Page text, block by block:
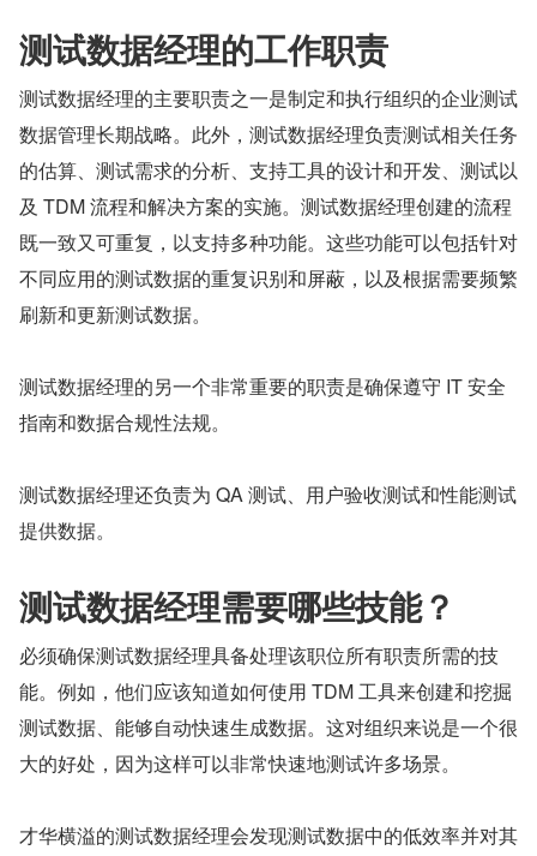
测试数据经理的工作职责
测试数据经理的主要职责之一是制定和执行组织的企业测试
数据管理长期战略。此外，测试数据经理负责测试相关任务
的估算、测试需求的分析、支持工具的设计和开发、测试以
及 TDM 流程和解决方案的实施。测试数据经理创建的流程
既一致又可重复，以支持多种功能。这些功能可以包括针对
不同应用的测试数据的重复识别和屏蔽，以及根据需要频繁
刷新和更新测试数据。
测试数据经理的另一个非常重要的职责是确保遵守 IT 安全
指南和数据合规性法规。
测试数据经理还负责为 QA 测试、用户验收测试和性能测试
提供数据。
测试数据经理需要哪些技能？
必须确保测试数据经理具备处理该职位所有职责所需的技
能。例如，他们应该知道如何使用 TDM 工具来创建和挖掘
测试数据、能够自动快速生成数据。这对组织来说是一个很
大的好处，因为这样可以非常快速地测试许多场景。
才华横溢的测试数据经理会发现测试数据中的低效率并对其